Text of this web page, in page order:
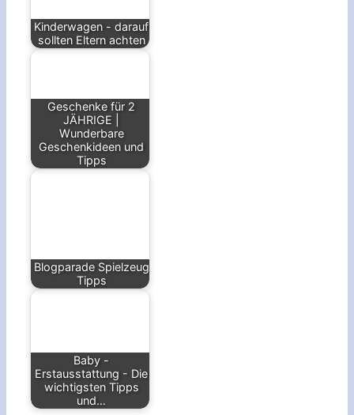
Kinderwagen - darauf
sollten Eltern achten
Geschenke für 2
JÄHRIGE |
Wunderbare
Geschenkideen und
Tipps
Blogparade Spielzeug
Tipps
Baby -
Erstausstattung - Die
wichtigsten Tipps
und…